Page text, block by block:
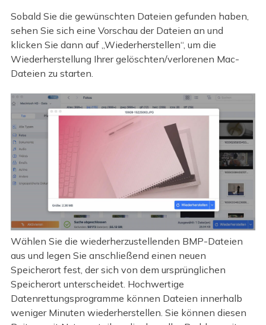
Sobald Sie die gewünschten Dateien gefunden haben,
sehen Sie sich eine Vorschau der Dateien an und
klicken Sie dann auf „Wiederherstellen“, um die
Wiederherstellung Ihrer gelöschten/verlorenen Mac-
Dateien zu starten.
Wählen Sie die wiederherzustellenden BMP-Dateien
aus und legen Sie anschließend einen neuen
Speicherort fest, der sich von dem ursprünglichen
Speicherort unterscheidet. Hochwertige
Datenrettungsprogramme können Dateien innerhalb
weniger Minuten wiederherstellen. Sie können diesen